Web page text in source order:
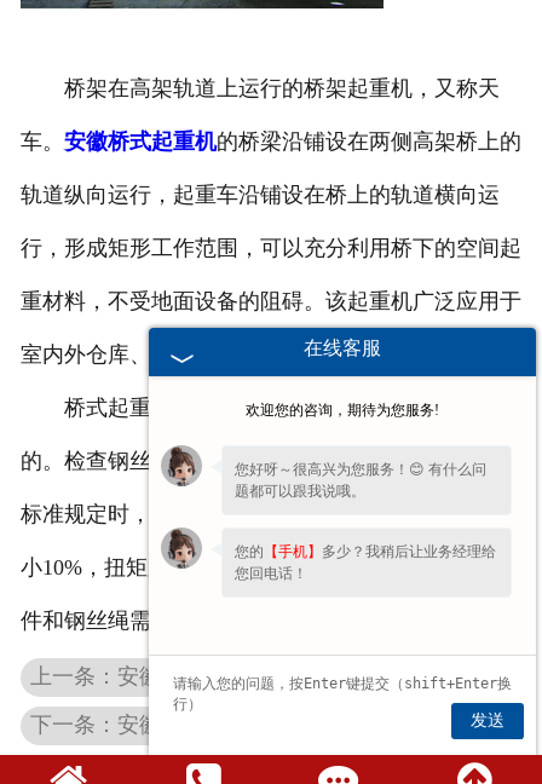
桥架在高架轨道上运行的桥架起重机，又称天
车。 安徽桥式起重机的桥梁沿铺设在两侧高架桥上的
轨道纵向运行，起重车沿铺设在桥上的轨道横向运
行，形成矩形工作范围，可以充分利用桥下的空间起
重材料，不受地面设备的阻碍。该起重机广泛应用于
室内外仓库、厂房、码头和露天储物场。
桥式起重机在使用的时候肯定是不能超载或横拉
的。检查钢丝绳的断丝、磨损和腐蚀情况。符合国家
标准规定时，应及时更换新绳。例如，钢丝绳直径减
小10%，扭矩距离内断丝达到4根。起重机的旋转部
件和钢丝绳需要定期补充润滑油或润滑脂。
上一条：安徽钢丝绳电动葫芦的组成部件具体是怎样的？
下一条：安徽门式起重机关于电气设备的维护和维修简单介绍
在线客服
欢迎您的咨询，期待为您服务!
您好呀～很高兴为您服务！😊 有什么问
题都可以跟我说哦。
您的 【手机】 多少？我稍后让业务经理给
您回电话！
发送